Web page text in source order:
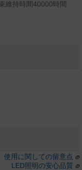
持時間40000時間
使用に関しての留意点
LED照明の安心品質